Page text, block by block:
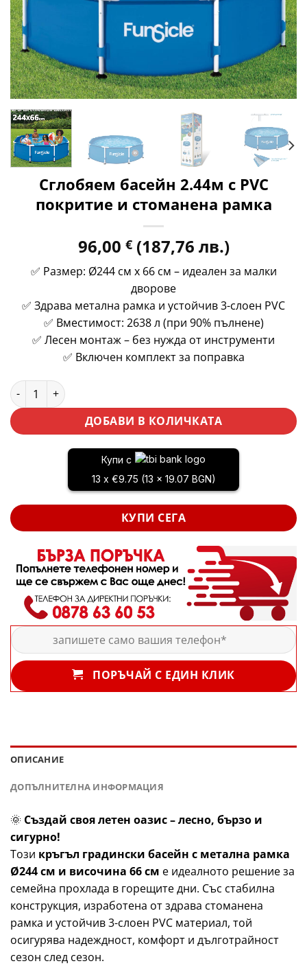
Сглобяем басейн 2.44м с PVC
покритие и стоманена рамка
96,00 € (187,76 лв.)
✅ Размер: Ø244 см x 66 см – идеален за малки
дворове
✅ Здрава метална рамка и устойчив 3-слоен PVC
✅ Вместимост: 2638 л (при 90% пълнене)
✅ Лесен монтаж – без нужда от инструменти
✅ Включен комплект за поправка
количество за Сглобяем басейн 2.44м с PVC покритие и
ДОБАВИ В КОЛИЧКАТА
Купи с
13 x €9.75 (13 x 19.07 BGN)
КУПИ СЕГА
ПОРЪЧАЙ С ЕДИН КЛИК
ОПИСАНИЕ
ДОПЪЛНИТЕЛНА ИНФОРМАЦИЯ
🌞 Създай своя летен оазис – лесно, бързо и
сигурно!
Този кръгъл градински басейн с метална рамка
Ø244 см и височина 66 см е идеалното решение за
семейна прохлада в горещите дни. Със стабилна
конструкция, изработена от здрава стоманена
рамка и устойчив 3-слоен PVC материал, той
осигурява надеждност, комфорт и дълготрайност
сезон след сезон.